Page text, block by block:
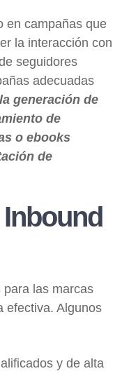
en campañas que
la interacción con
seguidores
adecuadas
generación de
de
o ebooks
de
para las marcas
efectiva. Algunos
y de alta